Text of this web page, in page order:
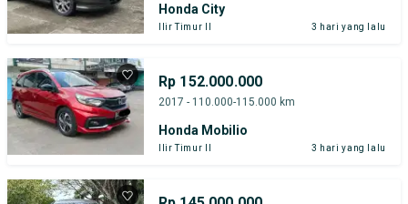
Honda City
Ilir Timur II 3 hari yang lalu
Rp 152.000.000
2017 - 110.000-115.000 km
Honda Mobilio
Ilir Timur II 3 hari yang lalu